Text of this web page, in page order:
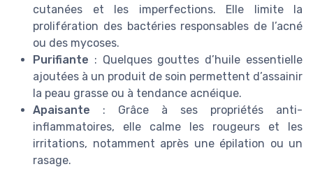
cutanées et les imperfections. Elle limite la
prolifération des bactéries responsables de l’acné
ou des mycoses.
Purifiante : Quelques gouttes d’huile essentielle
ajoutées à un produit de soin permettent d’assainir
la peau grasse ou à tendance acnéique.
Apaisante : Grâce à ses propriétés anti-
inflammatoires, elle calme les rougeurs et les
irritations, notamment après une épilation ou un
rasage.